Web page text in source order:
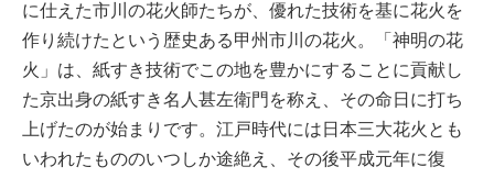
に仕えた市川の花火師たちが、優れた技術を基に花火を
作り続けたという歴史ある甲州市川の花火。「神明の花
火」は、紙すき技術でこの地を豊かにすることに貢献し
た京出身の紙すき名人甚左衛門を称え、その命日に打ち
上げたのが始まりです。江戸時代には日本三大花火とも
いわれたもののいつしか途絶え、その後平成元年に復